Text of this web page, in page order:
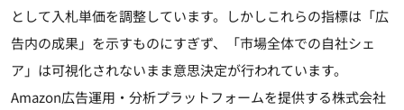
として入札単価を調整しています。しかしこれらの指標は「広
告内の成果」を示すものにすぎず、「市場全体での自社シェ
ア」は可視化されないまま意思決定が行われています。
Amazon広告運用・分析プラットフォームを提供する株式会社